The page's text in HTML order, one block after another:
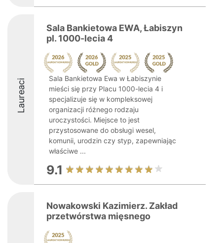
Laureaci
Sala Bankietowa EWA, Łabiszyn
pl. 1000-lecia 4
Sala Bankietowa Ewa w Łabiszynie
mieści się przy Placu 1000-lecia 4 i
specjalizuje się w kompleksowej
organizacji różnego rodzaju
uroczystości. Miejsce to jest
przystosowane do obsługi wesel,
komunii, urodzin czy styp, zapewniając
właściwe ...
9.1
Nowakowski Kazimierz. Zakład
przetwórstwa mięsnego